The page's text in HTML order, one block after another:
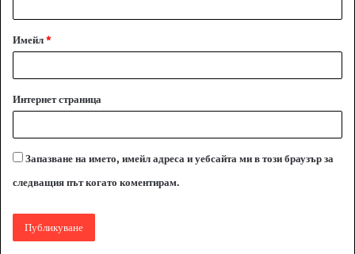
Имейл*
Интернет страница
Запазване на името, имейл адреса и уебсайта ми в този браузър за
следващия път когато коментирам.